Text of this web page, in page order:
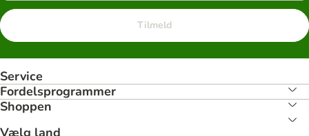
Tilmeld
Service
Fordelsprogrammer
Shoppen
Vælg land